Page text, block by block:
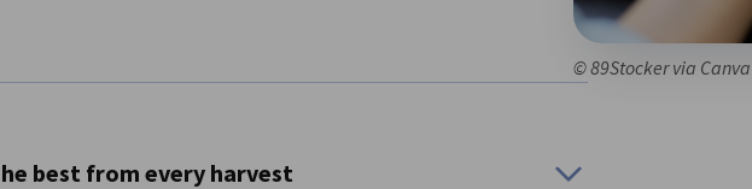
© 89Stocker via Canva
best from every harvest